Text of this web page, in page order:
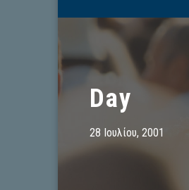
Day
28 Ιουλίου, 2001